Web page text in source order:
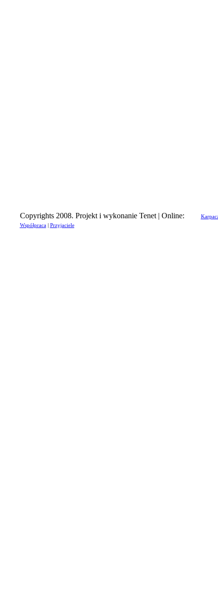
Copyrights 2008. Projekt i wykonanie Tenet | Online:
Współpraca| Przyjaciele